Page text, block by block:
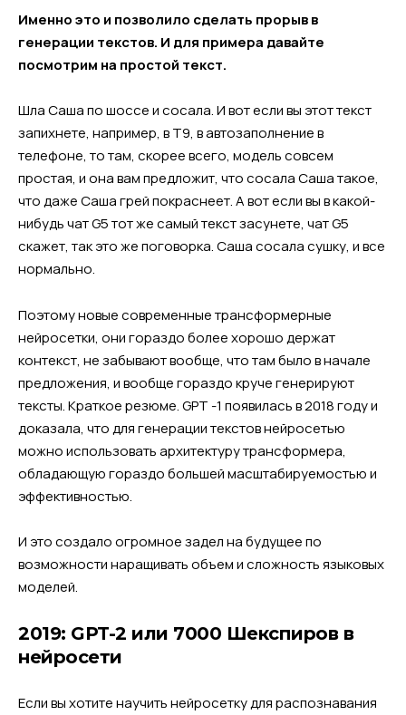
Именно это и позволило сделать прорыв в
генерации текстов. И для примера давайте
посмотрим на простой текст.
Шла Саша по шоссе и сосала. И вот если вы этот текст
запихнете, например, в Т9, в автозаполнение в
телефоне, то там, скорее всего, модель совсем
простая, и она вам предложит, что сосала Саша такое,
что даже Саша грей покраснеет. А вот если вы в какой-
нибудь чат G5 тот же самый текст засунете, чат G5
скажет, так это же поговорка. Саша сосала сушку, и все
нормально.
Поэтому новые современные трансформерные
нейросетки, они гораздо более хорошо держат
контекст, не забывают вообще, что там было в начале
предложения, и вообще гораздо круче генерируют
тексты. Краткое резюме. GPT -1 появилась в 2018 году и
доказала, что для генерации текстов нейросетью
можно использовать архитектуру трансформера,
обладающую гораздо большей масштабируемостью и
эффективностью.
И это создало огромное задел на будущее по
возможности наращивать объем и сложность языковых
моделей.
2019: GPT-2 или 7000 Шекспиров в
нейросети
Если вы хотите научить нейросетку для распознавания